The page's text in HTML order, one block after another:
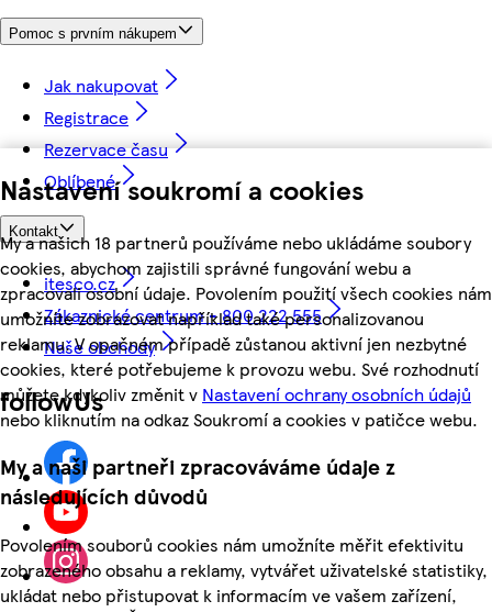
Nastavení soukromí a cookies
My a našich 18 partnerů používáme nebo ukládáme soubory
cookies, abychom zajistili správné fungování webu a
zpracovali osobní údaje. Povolením použití všech cookies nám
umožníte zobrazovat například také personalizovanou
reklamu. V opačném případě zůstanou aktivní jen nezbytné
cookies, které potřebujeme k provozu webu. Své rozhodnutí
můžete kdykoliv změnit v Nastavení ochrany osobních údajů
nebo kliknutím na odkaz Soukromí a cookies v patičce webu.
My a naši partneři zpracováváme údaje z
následujících důvodů
Povolením souborů cookies nám umožníte měřit efektivitu
zobrazeného obsahu a reklamy, vytvářet uživatelské statistiky,
ukládat nebo přistupovat k informacím ve vašem zařízení,
Pomoc s prvním nákupem
Jak nakupovat
Registrace
Rezervace času
Oblíbené
Kontakt
itesco.cz
Zákaznické centrum - 800 222 555
Naše obchody
followUs